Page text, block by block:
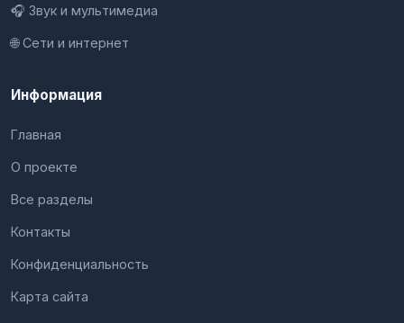
🎧 Звук и мультимедиа
🌐 Сети и интернет
Информация
Главная
О проекте
Все разделы
Контакты
Конфиденциальность
Карта сайта